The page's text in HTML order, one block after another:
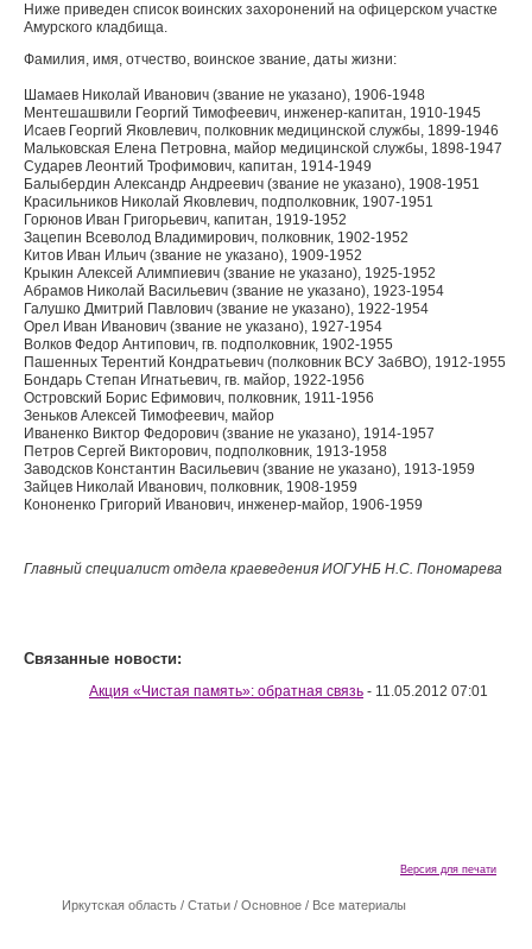
Ниже приведен список воинских захоронений на офицерском участке
Амурского кладбища.
Фамилия, имя, отчество, воинское звание, даты жизни:
Шамаев Николай Иванович (звание не указано), 1906-1948
Ментешашвили Георгий Тимофеевич, инженер-капитан, 1910-1945
Исаев Георгий Яковлевич, полковник медицинской службы, 1899-1946
Мальковская Елена Петровна, майор медицинской службы, 1898-1947
Сударев Леонтий Трофимович, капитан, 1914-1949
Балыбердин Александр Андреевич (звание не указано), 1908-1951
Красильников Николай Яковлевич, подполковник, 1907-1951
Горюнов Иван Григорьевич, капитан, 1919-1952
Зацепин Всеволод Владимирович, полковник, 1902-1952
Китов Иван Ильич (звание не указано), 1909-1952
Крыкин Алексей Алимпиевич (звание не указано), 1925-1952
Абрамов Николай Васильевич (звание не указано), 1923-1954
Галушко Дмитрий Павлович (звание не указано), 1922-1954
Орел Иван Иванович (звание не указано), 1927-1954
Волков Федор Антипович, гв. подполковник, 1902-1955
Пашенных Терентий Кондратьевич (полковник ВСУ ЗабВО), 1912-1955
Бондарь Степан Игнатьевич, гв. майор, 1922-1956
Островский Борис Ефимович, полковник, 1911-1956
Зеньков Алексей Тимофеевич, майор
Иваненко Виктор Федорович (звание не указано), 1914-1957
Петров Сергей Викторович, подполковник, 1913-1958
Заводсков Константин Васильевич (звание не указано), 1913-1959
Зайцев Николай Иванович, полковник, 1908-1959
Кононенко Григорий Иванович, инженер-майор, 1906-1959
Главный специалист отдела краеведения ИОГУНБ Н.С. Пономарева
Связанные новости:
Акция «Чистая память»: обратная связь - 11.05.2012 07:01
Версия для печати
Иркутская область / Cтатьи / Основное / Все материалы